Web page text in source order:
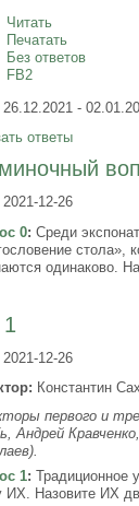
Читать
Печатать
Без ответов
FB2
26.12.2021 -
ответы
2021-12-26
0: Среди
стола»,
одинаково.
2021-12-26
Константин
первого и
Андрей
1: Традиционное
ИХ. Назовите ИХ